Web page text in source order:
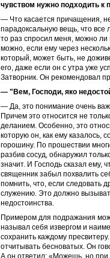
чувством нужно подходить к
— Что касается причащения,
парадоксальную вещь, что все
то раз спросил меня, можно ли
можно, если ему через
который, может быть, не
его, даже если он с утра уже
Затворник. Он рекомендовал
— "Вем, Господи, яко
— Да, это понимание очень
Причем это относится не
деланием. Особенно, это
которую он, как ему казалось,
горошину. По прошествии
разбив сосуд, обнаружил
значит. И Господь сказал ему,
священник забыл похвалить
помнить, что, если следовать
служению. Это должно
недостоинства.
Примером для подражания
называл себя извергом и
сохранить каждому
отчитывать бесноватых. Он
А он ответил: «Можешь, но при